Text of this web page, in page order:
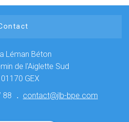
Léman Béton
de l'Aiglette Sud
01170 GEX
88
contact@jlb-bpe.com